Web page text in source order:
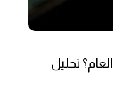
من سيستفيد من اكتتاب SpaceX العام؟ تحليل